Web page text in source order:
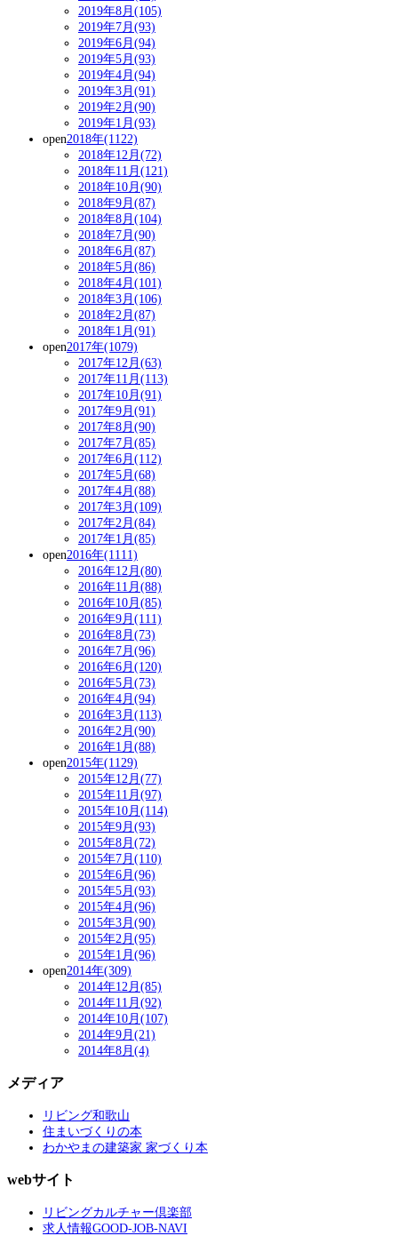
2019年8月(105)
2019年7月(93)
2019年6月(94)
2019年5月(93)
2019年4月(94)
2019年3月(91)
2019年2月(90)
2019年1月(93)
open2018年(1122)
2018年12月(72)
2018年11月(121)
2018年10月(90)
2018年9月(87)
2018年8月(104)
2018年7月(90)
2018年6月(87)
2018年5月(86)
2018年4月(101)
2018年3月(106)
2018年2月(87)
2018年1月(91)
open2017年(1079)
2017年12月(63)
2017年11月(113)
2017年10月(91)
2017年9月(91)
2017年8月(90)
2017年7月(85)
2017年6月(112)
2017年5月(68)
2017年4月(88)
2017年3月(109)
2017年2月(84)
2017年1月(85)
open2016年(1111)
2016年12月(80)
2016年11月(88)
2016年10月(85)
2016年9月(111)
2016年8月(73)
2016年7月(96)
2016年6月(120)
2016年5月(73)
2016年4月(94)
2016年3月(113)
2016年2月(90)
2016年1月(88)
open2015年(1129)
2015年12月(77)
2015年11月(97)
2015年10月(114)
2015年9月(93)
2015年8月(72)
2015年7月(110)
2015年6月(96)
2015年5月(93)
2015年4月(96)
2015年3月(90)
2015年2月(95)
2015年1月(96)
open2014年(309)
2014年12月(85)
2014年11月(92)
2014年10月(107)
2014年9月(21)
2014年8月(4)
メディア
リビング和歌山
住まいづくりの本
わかやまの建築家 家づくり本
webサイト
リビングカルチャー倶楽部
求人情報GOOD-JOB-NAVI